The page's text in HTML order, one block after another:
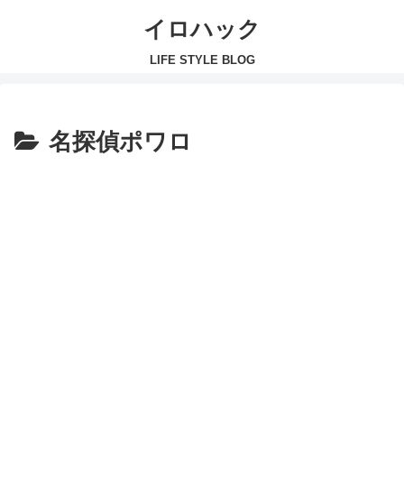
イロハック
LIFE STYLE BLOG
名探偵ポワロ